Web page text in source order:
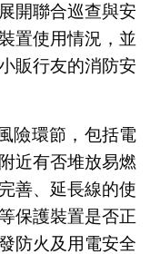
區 檢查消防安全設
開聯合巡查與安
置使用情況，並
販行友的消防安
險環節，包括電
近有否堆放易燃
善、延長線的使
保護裝置是否正
防火及用電安全